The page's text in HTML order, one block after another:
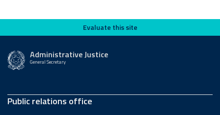
Evaluate this siteEvaluate this site
Administrative Justice
General Secretary
Public relations office